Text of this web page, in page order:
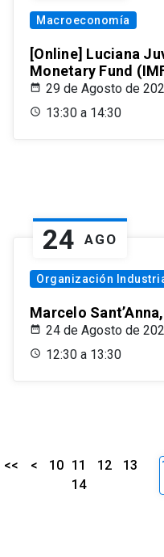
Macroeconomía
[Online] Luciana
Monetary Fund
29 de Agosto de
13:30 a 14:30
24 AGO
Organización
Marcelo Sant’Anna,
24 de Agosto de
12:30 a 13:30
<< < 10 11 12
13
14